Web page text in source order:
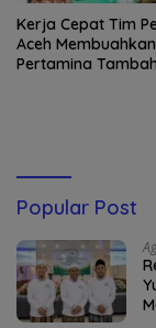
Kerja Cepat Tim
Aceh
Pertamina Tambah
Popular Post